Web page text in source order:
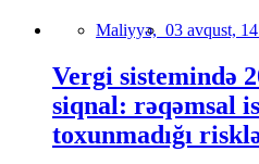
Maliyyə, 03 avqust,
Vergi sistemində
siqnal: rəqəmsal
toxunmadığı